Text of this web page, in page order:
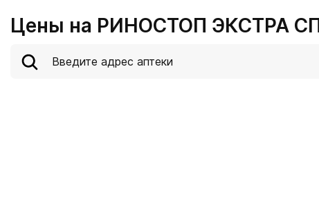
Цены на РИНОСТОП ЭКСТРА